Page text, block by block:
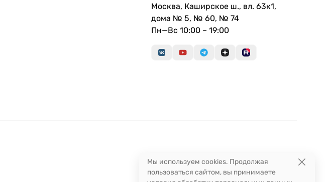
Москва, Каширское ш., вл. 63к1,
дома № 5, № 60, № 74
Пн—Вс 10:00 – 19:00
Мы используем cookies. Продолжая
пользоваться сайтом, вы принимаете